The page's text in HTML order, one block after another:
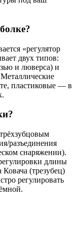
«регулятор
двух типов:
и люверса) и
пластиковые — в
разъединения
снаряжении).
длины
(трезубец)
регулировать